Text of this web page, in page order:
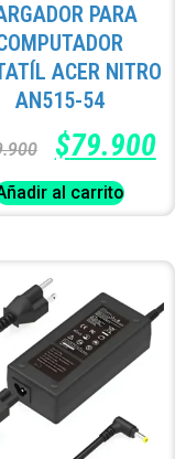
PARA
ACER NITRO
AN515-54
$79.900
al carrito